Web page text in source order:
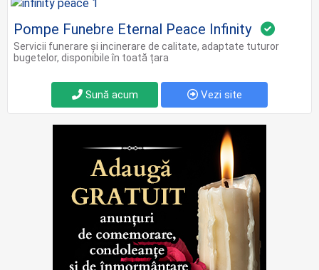
Pompe Funebre Eternal Peace Infinity
Servicii funerare și incinerare de calitate, adaptate tuturor
bugetelor, disponibile în toată țara
Sună acum Vezi site